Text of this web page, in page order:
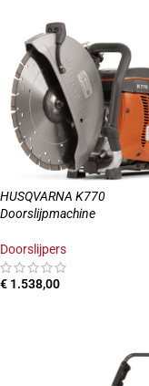
HUSQVARNA K770
Doorslijpmachine
Doorslijpers
€ 1.538,00